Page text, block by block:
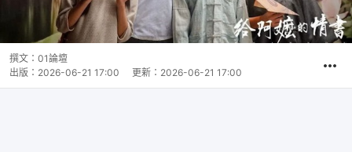
撰文： 01論壇
出版： 2026-06-21 17:00 更新： 2026-06-21 17:00